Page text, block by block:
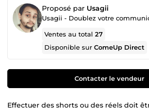
Proposé par Usagii
Usagii - Doublez votre
Ventes au total27
Disponible surComeUp Direct
Contacter le vendeur
Effectuer des shorts ou des réels doit